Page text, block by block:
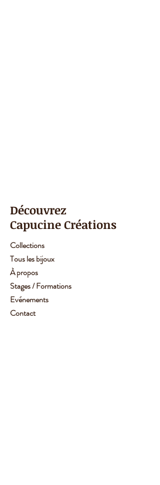
Découvrez
Capucine Créations
Collections
Tous les bijoux
À propos
Stages / Formations
Evénements
Contact